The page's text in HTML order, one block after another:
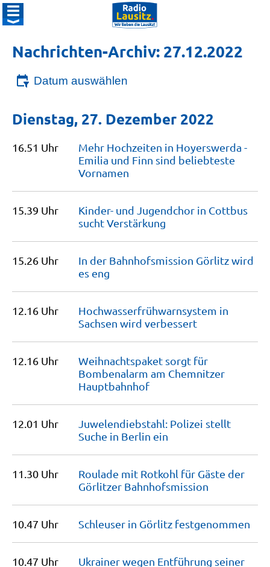
Nachrichten-Archiv: 27.12.2022
Datum auswählen
Dienstag, 27. Dezember 2022
16.51 Uhr
Mehr Hochzeiten in Hoyerswerda -
Emilia und Finn sind beliebteste
Vornamen
15.39 Uhr
Kinder- und Jugendchor in Cottbus
suchtVerstärkung
15.26 Uhr
In der Bahnhofsmission Görlitz wird
es eng
12.16 Uhr
Hochwasserfrühwarnsystem in
Sachsen wird verbessert
12.16 Uhr
Weihnachtspaket sorgt für
Bombenalarm am Chemnitzer
Hauptbahnhof
12.01 Uhr
Juwelendiebstahl: Polizei stellt
Suche in Berlin ein
11.30 Uhr
Roulade mit Rotkohl für Gäste der
Görlitzer Bahnhofsmission
10.47 Uhr Schleuser in Görlitz festgenommen
10.47 Uhr
Ukrainer wegen Entführung seiner